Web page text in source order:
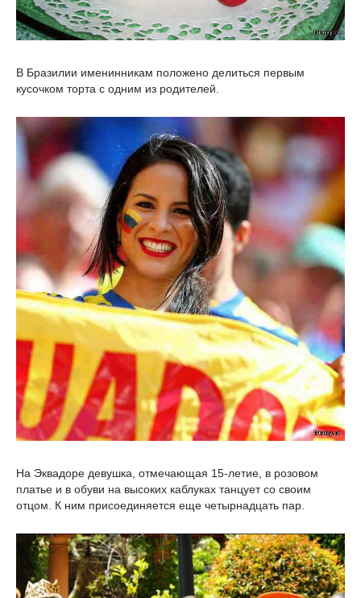
В Бразилии именинникам положено делиться первым
кусочком торта с одним из родителей.
На Эквадоре девушка, отмечающая 15-летие, в розовом
платье и в обуви на высоких каблуках танцует со своим
отцом. К ним присоединяется еще четырнадцать пар.